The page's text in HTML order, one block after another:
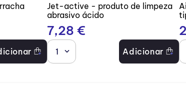
Jet-active - produto de limpeza
abrasivo ácido
7,28 €
1 Adicionar